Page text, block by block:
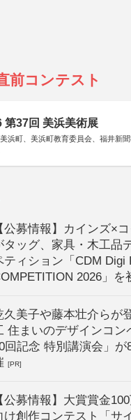
前コンテスト
第37回 美浜美術展
浜町、美浜町教育委員会、福井新
公募情報】カインズ×
タッグ、家具・木工品
ティション「CDM Digi
2026」を
久美子や藤本壮介らが
住まいのデザインコン
回記念 特別講演会」が
[PR]
公募情報】大賞賞金
け創作コンテスト「サ